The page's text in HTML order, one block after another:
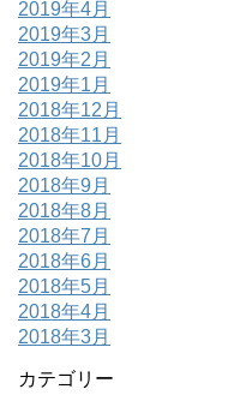
2019年4月
2019年3月
2019年2月
2019年1月
2018年12月
2018年11月
2018年10月
2018年9月
2018年8月
2018年7月
2018年6月
2018年5月
2018年4月
2018年3月
カテゴリー